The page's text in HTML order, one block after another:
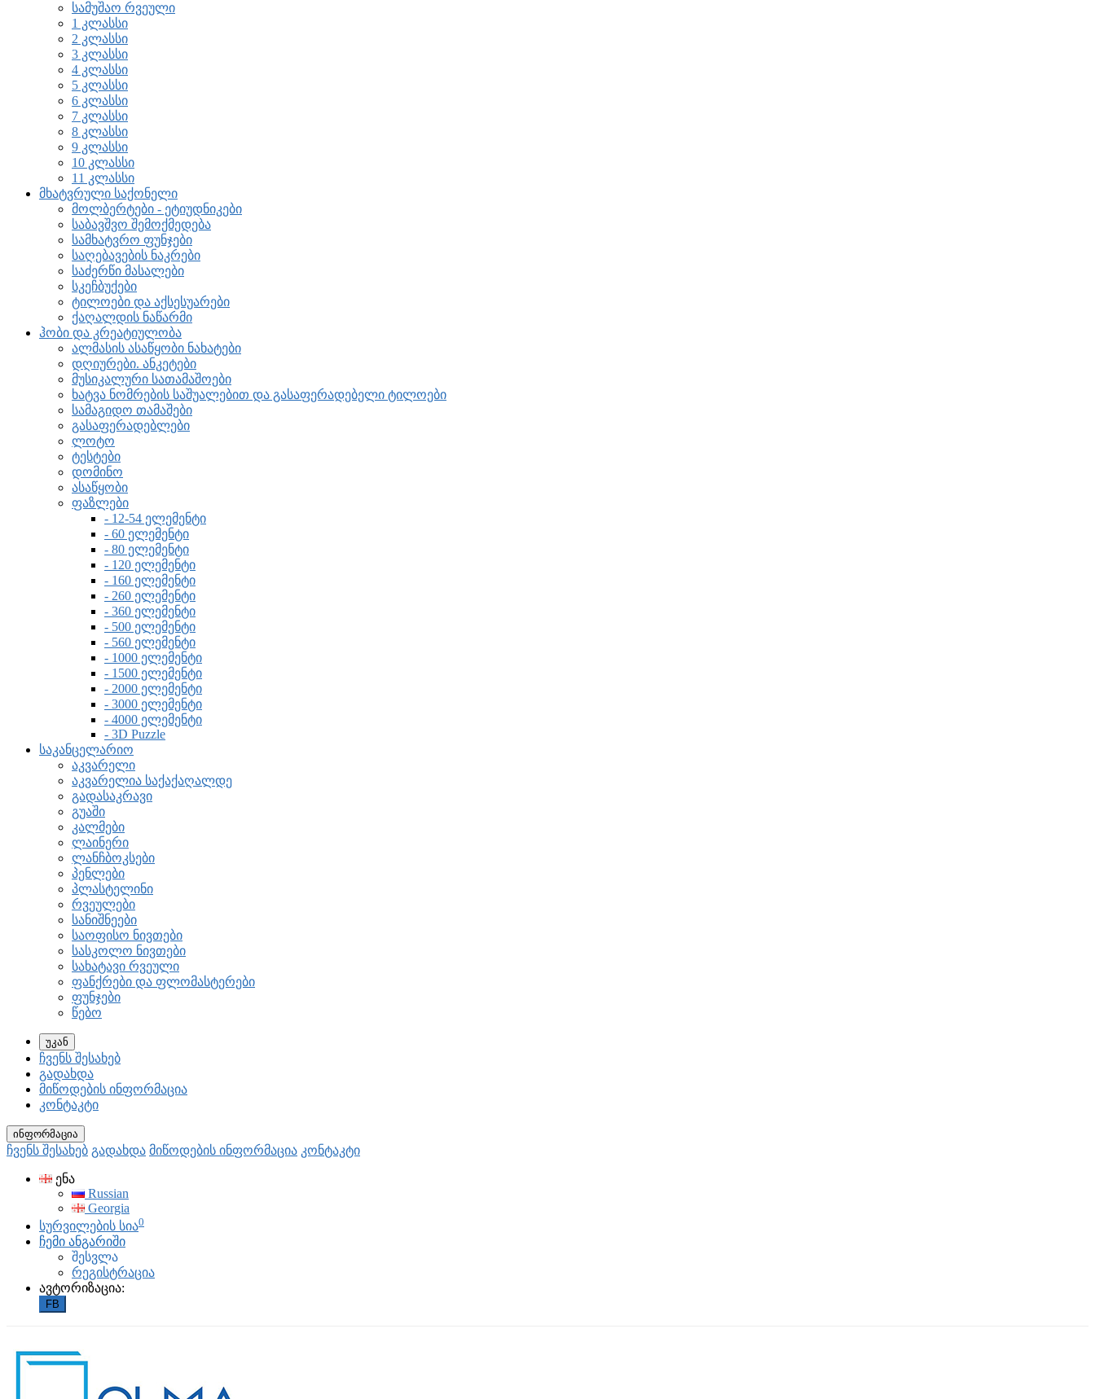
სამუშაო რვეული
1 კლასსი
2 კლასსი
3 კლასსი
4 კლასსი
5 კლასსი
6 კლასსი
7 კლასსი
8 კლასსი
9 კლასსი
10 კლასსი
11 კლასსი
მხატვრული საქონელი
მოლბერტები - ეტიუდნიკები
საბავშვო შემოქმედება
სამხატვრო ფუნჯები
საღებავების ნაკრები
საძერწი მასალები
სკეჩბუქები
ტილოები და აქსესუარები
ქაღალდის ნაწარმი
ჰობი და კრეატიულობა
ალმასის ასაწყობი ნახატები
დღიურები. ანკეტები
მუსიკალური სათამაშოები
ხატვა ნომრების საშუალებით და გასაფერადებელი ტილოები
სამაგიდო თამაშები
გასაფერადებლები
ლოტო
ტესტები
დომინო
ასაწყობი
ფაზლები
- 12-54 ელემენტი
- 60 ელემენტი
- 80 ელემენტი
- 120 ელემენტი
- 160 ელემენტი
- 260 ელემენტი
- 360 ელემენტი
- 500 ელემენტი
- 560 ელემენტი
- 1000 ელემენტი
- 1500 ელემენტი
- 2000 ელემენტი
- 3000 ელემენტი
- 4000 ელემენტი
- 3D Puzzle
საკანცელარიო
აკვარელი
აკვარელია საქაქაღალდე
გადასაკრავი
გუაში
კალმები
ლაინერი
ლანჩბოკსები
პენლები
პლასტელინი
რვეულები
სანიშნეები
საოფისო ნივთები
სასკოლო ნივთები
სახატავი რვეული
ფანქრები და ფლომასტერები
ფუნჯები
წებო
უკან
ჩვენს შესახებ
გადახდა
მიწოდების ინფორმაცია
კონტაკტი
ინფორმაცია
ჩვენს შესახებ გადახდა მიწოდების ინფორმაცია კონტაკტი
ენა
Russian
Georgia
სურვილების სია0
ჩემი ანგარიში
შესვლა
რეგისტრაცია
ავტორიზაცია:
FB